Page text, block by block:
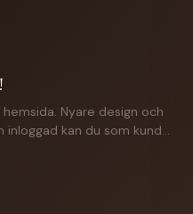
Nyare design och
inloggad kan du som kund
- Orderhistorik med alla
Saknar du